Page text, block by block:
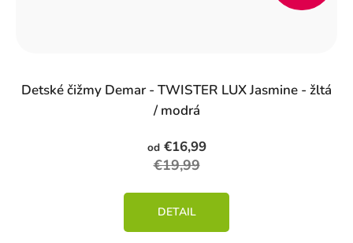
Detské čižmy Demar - TWISTER LUX Jasmine - žltá
/ modrá
od€16,99
€19,99
DETAIL